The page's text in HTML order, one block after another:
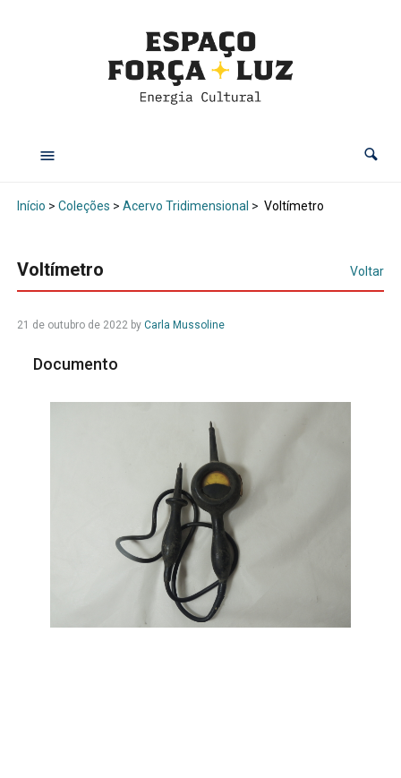
Início > Coleções > Acervo Tridimensional > Voltímetro
Voltímetro Voltar
21 de outubro de 2022by Carla Mussoline
Documento